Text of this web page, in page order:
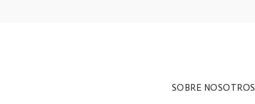
SOBRE NOSOTROS